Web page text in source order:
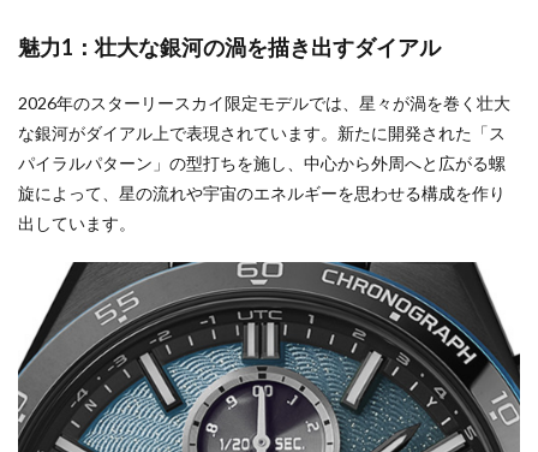
魅力1：壮大な銀河の渦を描き出すダイアル
2026年のスターリースカイ限定モデルでは、星々が渦を巻く壮大
な銀河がダイアル上で表現されています。新たに開発された「ス
パイラルパターン」の型打ちを施し、中心から外周へと広がる螺
旋によって、星の流れや宇宙のエネルギーを思わせる構成を作り
出しています。